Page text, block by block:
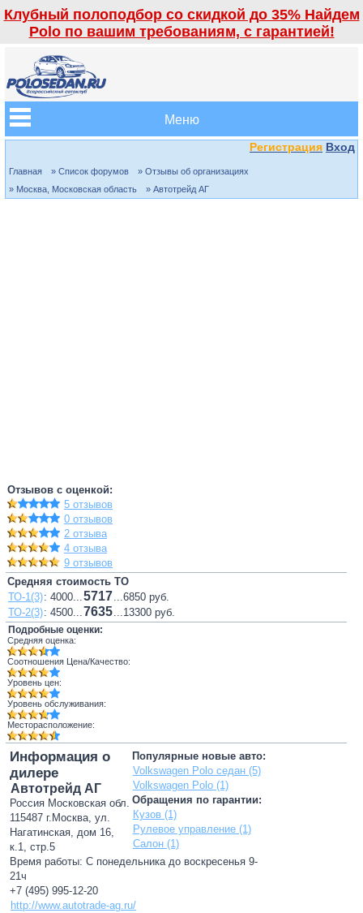
Клубный полоподбор со скидкой до 35% Найдем
Polo по вашим требованиям, с гарантией!
Меню
Регистрация Вход
Главная » Список форумов
» Отзывы об организациях
» Москва, Московская область
» Автотрейд АГ
Отзывов с оценкой:
5 отзывов
0 отзывов
2 отзыва
4 отзыва
9 отзывов
Средняя стоимость ТО
ТО-1(3): 4000...5717...6850 руб.
ТО-2(3): 4500...7635...13300 руб.
Подробные оценки:
Средняя оценка:
Соотношения Цена/Качество:
Уровень цен:
Уровень обслуживания:
Месторасположение:
Популярные новые авто:
Volkswagen Polo седан (5)
Volkswagen Polo (1)
Обращения по гарантии:
Кузов (1)
Рулевое управление (1)
Салон (1)
Информация о
дилере
Автотрейд АГ
Россия Московская обл.
115487 г.Москва, ул.
Нагатинская, дом 16,
к.1, стр.5
Время работы: С понедельника до воскресенья 9-
21ч
+7 (495) 995-12-20
http://www.autotrade-ag.ru/